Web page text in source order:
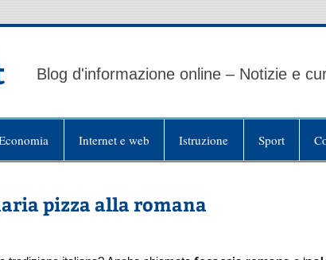
Blog d'informazione online – Notizie e
Internet e web Istruzione Sport
pizza alla romana